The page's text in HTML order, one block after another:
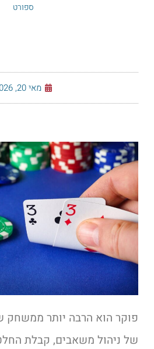
ספורט
מאי 20, 2026
פוקר הוא הרבה יותר
של ניהול משאבים, קבלת